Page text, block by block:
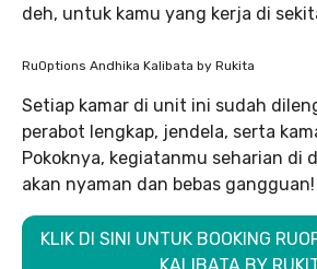
deh, untuk kamu yang kerja di
RuOptions Andhika Kalibata by Rukita
Setiap kamar di unit ini sudah
perabot lengkap, jendela, serta
Pokoknya, kegiatanmu seharian di
akan nyaman dan bebas gangguan!
KLIK DI SINI UNTUK BOOKING